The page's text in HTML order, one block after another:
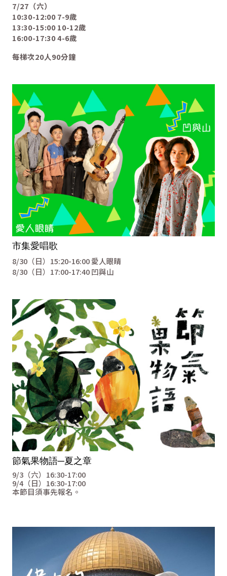
7/27（六）
10:30-12:00 7-9歲
13:30-15:00 10-12歲
16:00-17:30 4-6歲
每梯次20人90分鐘
市集愛唱歌
8/30（日）15:20-16:00 愛人眼睛
8/30（日）17:00-17:40 凹與山
節氣果物語─夏之章
9/3（六） 16:30-17:00
9/4（日） 16:30-17:00
本節目須事先報名。